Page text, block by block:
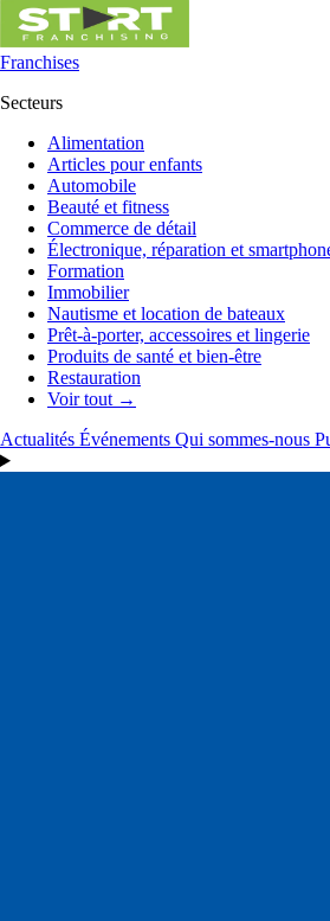
Franchises
Secteurs
Alimentation
Articles pour enfants
Automobile
Beauté et fitness
Commerce de détail
Électronique, réparation et
Formation
Immobilier
Nautisme et location de bateaux
Prêt-à-porter, accessoires et lingerie
Produits de santé et bien-être
Restauration
Voir tout →
Actualités Événements Qui sommes-nous